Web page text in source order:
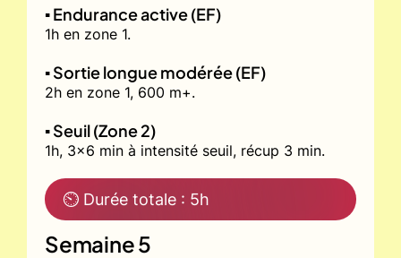
▪️ Endurance active (EF)
1h en zone 1.
▪️ Sortie longue modérée (EF)
2h en zone 1, 600 m+.
▪️ Seuil (Zone 2)
1h, 3x6 min à intensité seuil, récup 3 min.
⏲ Durée totale : 5h
Semaine 5